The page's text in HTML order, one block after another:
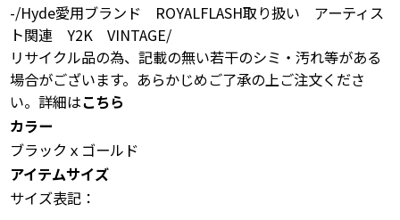
-/Hyde愛用ブランド ROYALFLASH取り扱い アーティス
ト関連 Y2K VINTAGE/
リサイクル品の為、記載の無い若干のシミ・汚れ等がある
場合がございます。あらかじめご了承の上ご注文くださ
い。詳細はこちら
カラー
ブラックｘゴールド
アイテムサイズ
サイズ表記：